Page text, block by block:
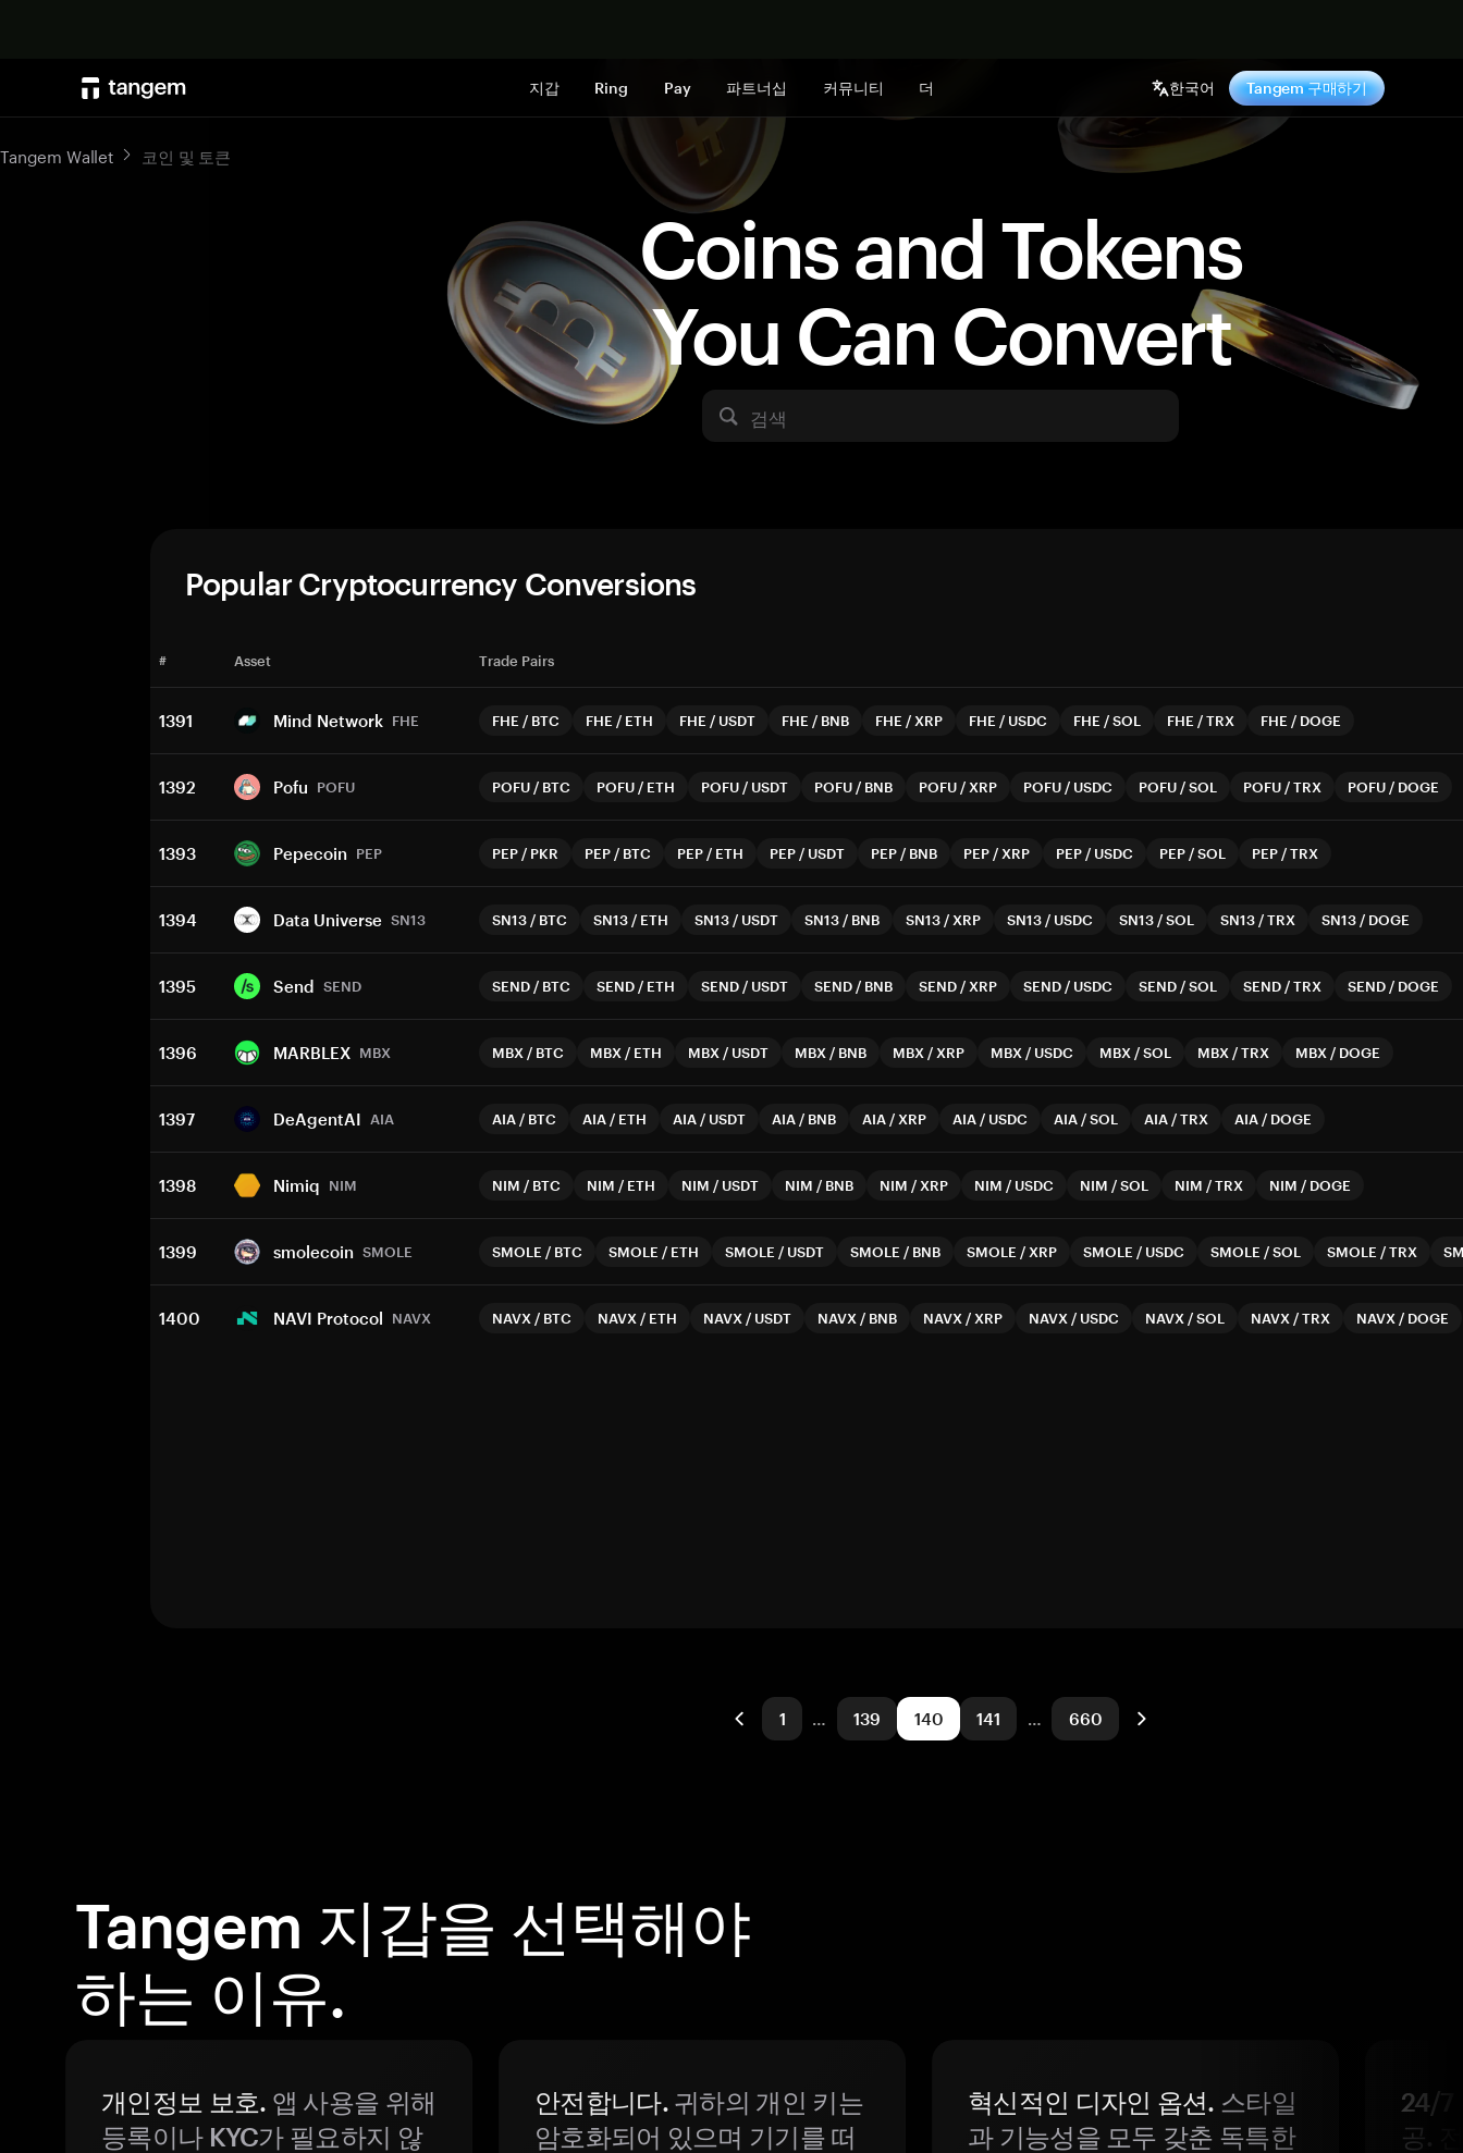
지갑 Ring Pay 파트너십 커뮤니티 더 한국어 Tangem 구매하기
Coins and Tokens
You Can Convert
검색
Tangem Wallet 코인 및 토큰
Popular Cryptocurrency Conversions
# Asset Trade Pairs
1391 Mind Network FHE FHE / BTC FHE / ETH FHE / USDT FHE / BNB FHE / XRP FHE / USDC FHE /SOL FHE /TRX FHE / DOGE
1392 Pofu POFU POFU / BTC POFU / ETH POFU / USDT POFU / BNB POFU / XRP POFU / USDC POFU /SOL POFU /TRX POFU / DOGE
1393 Pepecoin PEP PEP / PKR PEP / BTC PEP / ETH PEP / USDT PEP / BNB PEP / XRP PEP / USDC PEP /SOL PEP /TRX
1394 Data Universe SN13 SN13 / BTC SN13 / ETH SN13 / USDT SN13 / BNB SN13 / XRP SN13 / USDC SN13 /SOL SN13 /TRX SN13 / DOGE
1395 Send SEND SEND / BTC SEND / ETH SEND / USDT SEND / BNB SEND / XRP SEND / USDC SEND /SOL SEND /TRX SEND / DOGE
1396 MARBLEX MBX MBX / BTC MBX / ETH MBX / USDT MBX / BNB MBX / XRP MBX / USDC MBX /SOL MBX /TRX MBX / DOGE
1397 DeAgentAI AIA AIA / BTC AIA / ETH AIA / USDT AIA / BNB AIA / XRP AIA / USDC AIA /SOL AIA /TRX AIA / DOGE
1398 Nimiq NIM NIM / BTC NIM / ETH NIM / USDT NIM / BNB NIM / XRP NIM / USDC NIM /SOL NIM /TRX NIM / DOGE
1399 smolecoin SMOLE SMOLE / BTC SMOLE / ETH SMOLE / USDT SMOLE / BNB SMOLE / XRP SMOLE / USDC SMOLE /SOL SMOLE /TRX
1400 NAVI Protocol NAVX NAVX / BTC NAVX / ETH NAVX / USDT NAVX / BNB NAVX / XRP NAVX / USDC NAVX /SOL NAVX /TRX NAVX / DOGE
1 … 139 140 141 … 660
Tangem 지갑을 선택해야
하는 이유.
개인정보 보호. 앱 사용을 위해
등록이나 KYC가 필요하지 않
안전합니다.귀하의 개인 키는
암호화되어 있으며 기기를 떠
혁신적인 디자인 옵션. 스타일
과 기능성을 모두 갖춘 독특한
24/7
공.